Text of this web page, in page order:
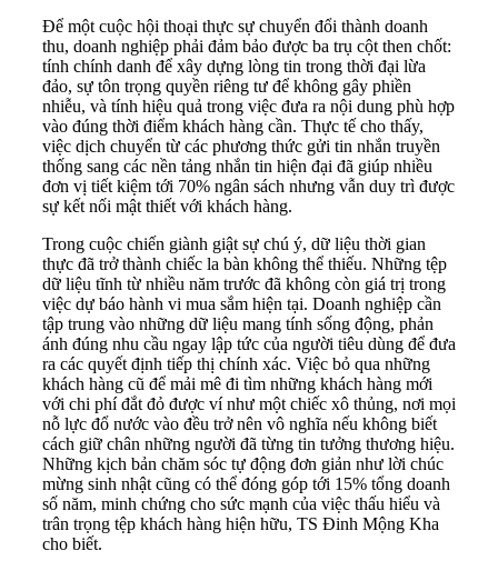
Để một cuộc hội thoại thực sự chuyển đổi thành doanh
thu, doanh nghiệp phải đảm bảo được ba trụ cột then chốt:
tính chính danh để xây dựng lòng tin trong thời đại lừa
đảo, sự tôn trọng quyền riêng tư để không gây phiền
nhiễu, và tính hiệu quả trong việc đưa ra nội dung phù hợp
vào đúng thời điểm khách hàng cần. Thực tế cho thấy,
việc dịch chuyển từ các phương thức gửi tin nhắn truyền
thống sang các nền tảng nhắn tin hiện đại đã giúp nhiều
đơn vị tiết kiệm tới 70% ngân sách nhưng vẫn duy trì được
sự kết nối mật thiết với khách hàng.
Trong cuộc chiến giành giật sự chú ý, dữ liệu thời gian
thực đã trở thành chiếc la bàn không thể thiếu. Những tệp
dữ liệu tĩnh từ nhiều năm trước đã không còn giá trị trong
việc dự báo hành vi mua sắm hiện tại. Doanh nghiệp cần
tập trung vào những dữ liệu mang tính sống động, phản
ánh đúng nhu cầu ngay lập tức của người tiêu dùng để đưa
ra các quyết định tiếp thị chính xác. Việc bỏ qua những
khách hàng cũ để mải mê đi tìm những khách hàng mới
với chi phí đắt đỏ được ví như một chiếc xô thủng, nơi mọi
nỗ lực đổ nước vào đều trở nên vô nghĩa nếu không biết
cách giữ chân những người đã từng tin tưởng thương hiệu.
Những kịch bản chăm sóc tự động đơn giản như lời chúc
mừng sinh nhật cũng có thể đóng góp tới 15% tổng doanh
số năm, minh chứng cho sức mạnh của việc thấu hiểu và
trân trọng tệp khách hàng hiện hữu, TS Đinh Mộng Kha
cho biết.